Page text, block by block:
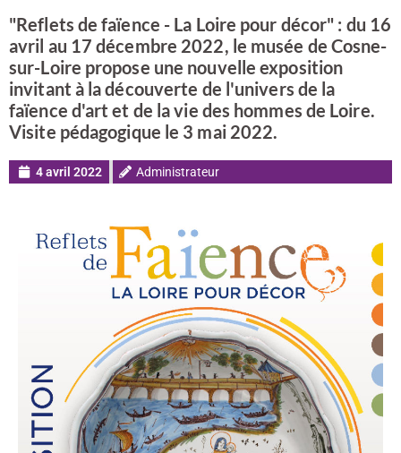
"Reflets de faïence - La Loire pour décor" : du 16
avril au 17 décembre 2022, le musée de Cosne-
sur-Loire propose une nouvelle exposition
invitant à la découverte de l'univers de la
faïence d'art et de la vie des hommes de Loire.
Visite pédagogique le 3 mai 2022.
4 avril 2022 Administrateur